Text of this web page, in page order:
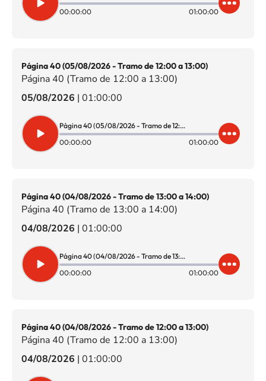
00:00:00
01:00:00
Página 40 (05/08/2026 - Tramo de 12:00 a 13:00)
Página 40 (Tramo de 12:00 a 13:00)
05/08/2026 | 01:00:00
Página 40 (05/08/2026 - Tramo de 12:00 a 13:00)
00:00:00
01:00:00
Página 40 (04/08/2026 - Tramo de 13:00 a 14:00)
Página 40 (Tramo de 13:00 a 14:00)
04/08/2026 | 01:00:00
Página 40 (04/08/2026 - Tramo de 13:00 a 14:00)
00:00:00
01:00:00
Página 40 (04/08/2026 - Tramo de 12:00 a 13:00)
Página 40 (Tramo de 12:00 a 13:00)
04/08/2026 | 01:00:00